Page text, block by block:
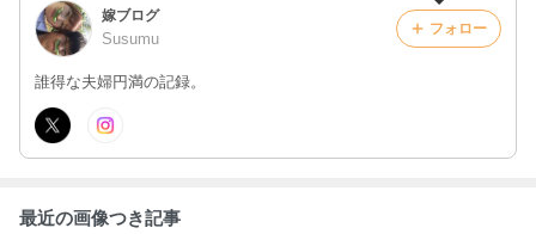
嫁ブログ
Susumu
誰得な夫婦円満の記録。
フォロー
最近の画像つき記事